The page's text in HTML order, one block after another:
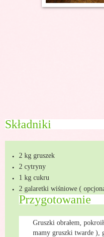
Składniki
2 kg gruszek
2 cytryny
1 kg cukru
2 galaretki wiśniowe (
Przygotowanie
Gruszki obrałem,
mamy gruszki twarde ),